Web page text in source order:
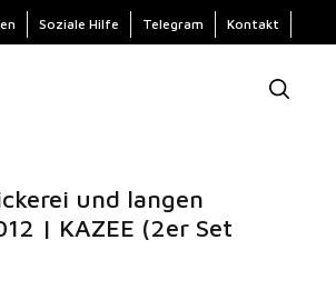
Soziale Hilfe Telegram Kontakt
und langen
| KAZEE (2er Set